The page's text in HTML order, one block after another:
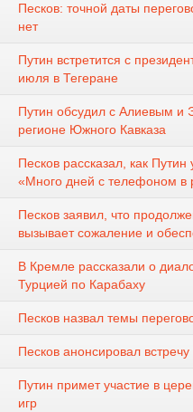
Песков: точной даты
нет
Путин встретится с
июля в Тегеране
Путин обсудил с Алиевым и
регионе Южного Кавказа
Песков рассказал, как
«Много дней с телефоном в
Песков заявил, что
вызывает сожаление и
В Кремле рассказали о
Турцией по Карабаху
Песков назвал темы
Песков анонсировал
Путин примет участие в
игр